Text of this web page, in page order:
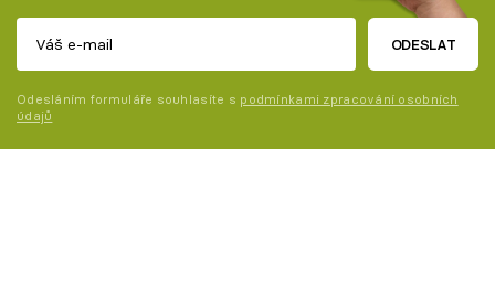
ODESLAT
Odesláním formuláře souhlasíte s podmínkami zpracování osobních
údajů